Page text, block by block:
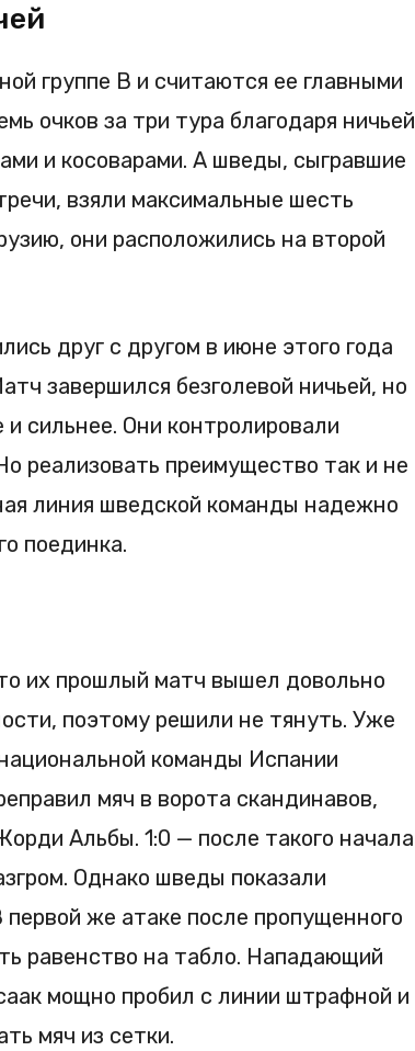
группе B и считаются ее главными
очков за три тура благодаря ничьей
и косоварами. А шведы, сыгравшие
взяли максимальные шесть
они расположились на второй
друг с другом в июне этого года
завершился безголевой ничьей, но
сильнее. Они контролировали
реализовать преимущество так и не
линия шведской команды надежно
поединка.
их прошлый матч вышел довольно
поэтому решили не тянуть. Уже
команды Испании
мяч в ворота скандинавов,
Альбы. 1:0 — после такого начала
Однако шведы показали
же атаке после пропущенного
равенство на табло. Нападающий
мощно пробил с линии штрафной и
мяч из сетки.